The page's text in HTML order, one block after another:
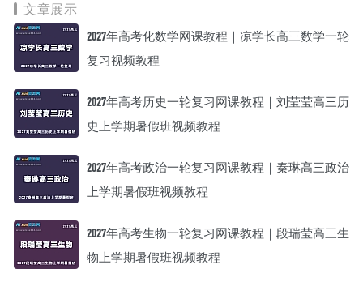
文章展示
2027年高考化数学网课教程｜凉学长高三数学一轮
复习视频教程
2027年高考历史一轮复习网课教程｜刘莹莹高三历
史上学期暑假班视频教程
2027年高考政治一轮复习网课教程｜秦琳高三政治
上学期暑假班视频教程
2027年高考生物一轮复习网课教程｜段瑞莹高三生
物上学期暑假班视频教程